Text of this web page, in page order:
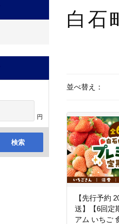
円
検索
白石
並べ替え：
【先行予約
送】【6回定
アム いちご